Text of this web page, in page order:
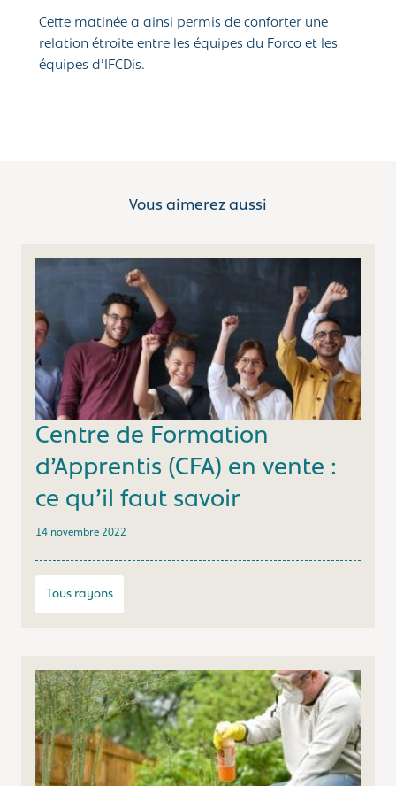
Cette matinée a ainsi permis de conforter une
relation étroite entre les équipes du Forco et les
équipes d’IFCDis.
Vous aimerez aussi
Centre de Formation
d’Apprentis (CFA) en vente :
ce qu’il faut savoir
14 novembre 2022
Tous rayons